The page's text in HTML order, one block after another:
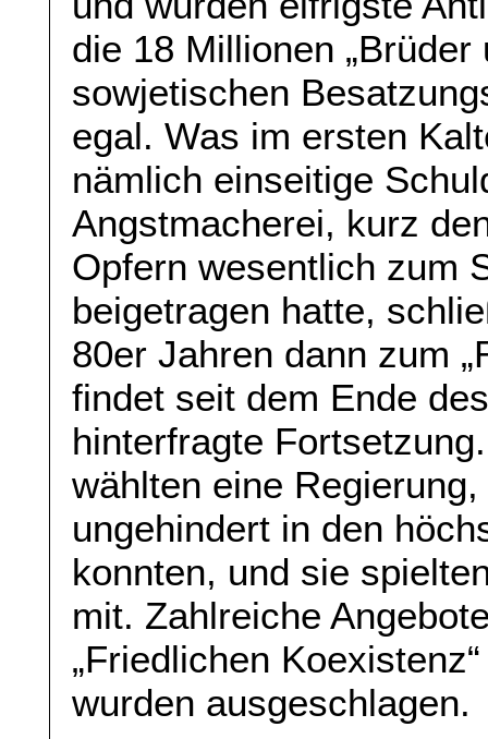
die 18 Millionen
sowjetischen
egal. Was im ersten
nämlich einseitige
Angstmacherei, kurz
Opfern wesentlich zum
beigetragen hatte,
80er Jahren dann zum
findet seit dem Ende
hinterfragte
wählten eine
ungehindert in den
konnten, und sie
mit. Zahlreiche
„Friedlichen
wurden ausgeschlagen.